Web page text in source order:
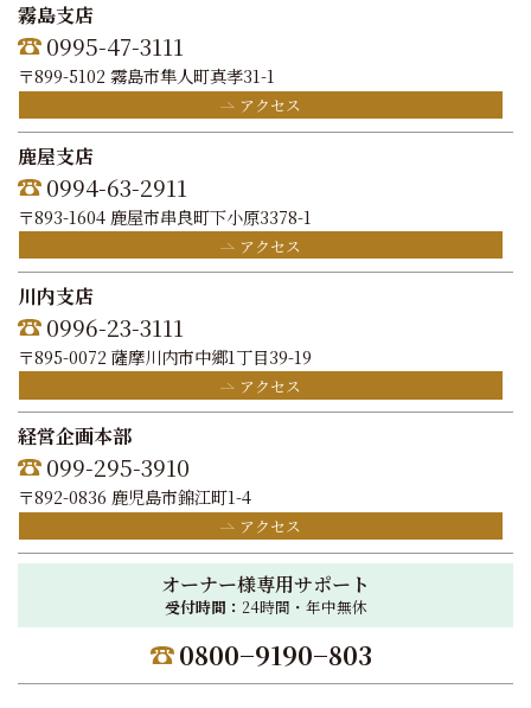
霧島支店
0995-47-3111
〒899-5102 霧島市隼人町真孝31-1
アクセス
鹿屋支店
0994-63-2911
〒893-1604 鹿屋市串良町下小原3378-1
アクセス
川内支店
0996-23-3111
〒895-0072 薩摩川内市中郷1丁目39-19
アクセス
経営企画本部
099-295-3910
〒892-0836 鹿児島市錦江町1-4
アクセス
オーナー様専用サポート
受付時間： 24時間・年中無休
0800−9190−803